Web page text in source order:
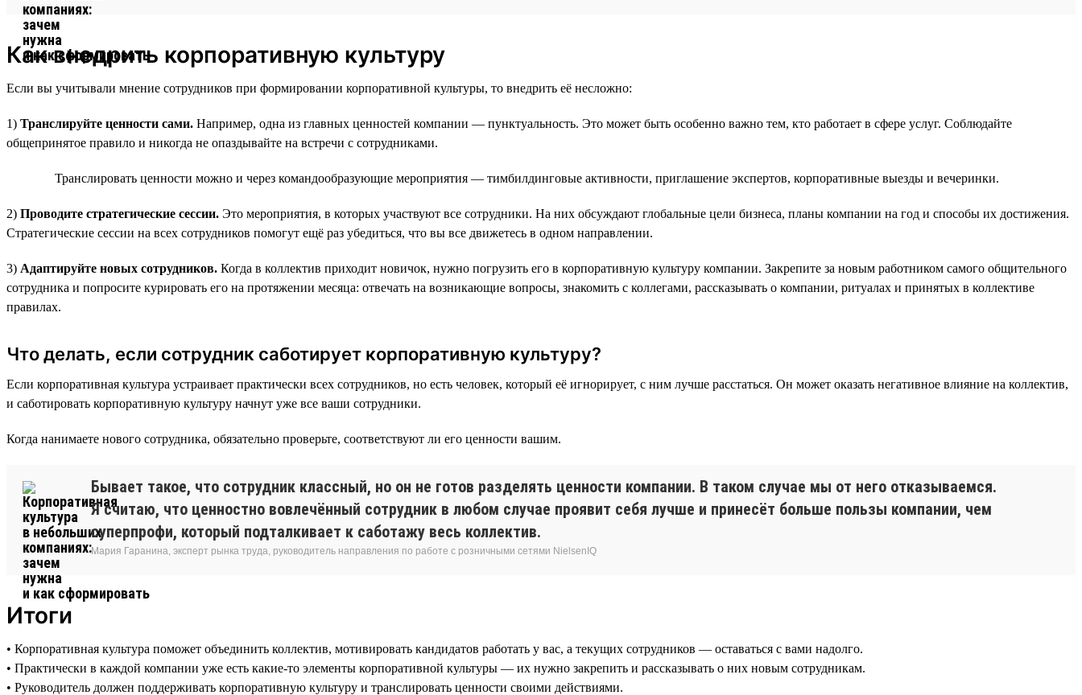
Как внедрить корпоративную культуру
Если вы учитывали мнение сотрудников при формировании корпоративной культуры, то внедрить её несложно:
1) Транслируйте ценности сами. Например, одна из главных ценностей компании — пунктуальность. Это может быть особенно важно тем, кто работает в сфере услуг. Соблюдайте
общепринятое правило и никогда не опаздывайте на встречи с сотрудниками.
Транслировать ценности можно и через командообразующие мероприятия — тимбилдинговые активности, приглашение экспертов, корпоративные выезды и вечеринки.
2) Проводите стратегические сессии. Это мероприятия, в которых участвуют все сотрудники. На них обсуждают глобальные цели бизнеса, планы компании на год и способы их достижения.
Стратегические сессии на всех сотрудников помогут ещё раз убедиться, что вы все движетесь в одном направлении.
3) Адаптируйте новых сотрудников. Когда в коллектив приходит новичок, нужно погрузить его в корпоративную культуру компании. Закрепите за новым работником самого общительного
сотрудника и попросите курировать его на протяжении месяца: отвечать на возникающие вопросы, знакомить с коллегами, рассказывать о компании, ритуалах и принятых в коллективе
правилах.
Что делать, если сотрудник саботирует корпоративную культуру?
Если корпоративная культура устраивает практически всех сотрудников, но есть человек, который её игнорирует, с ним лучше расстаться. Он может оказать негативное влияние на коллектив,
и саботировать корпоративную культуру начнут уже все ваши сотрудники.
Когда нанимаете нового сотрудника, обязательно проверьте, соответствуют ли его ценности вашим.
Бывает такое, что сотрудник классный, но он не готов разделять ценности компании. В таком случае мы от него отказываемся.
Я считаю, что ценностно вовлечённый сотрудник в любом случае проявит себя лучше и принесёт больше пользы компании, чем
суперпрофи, который подталкивает к саботажу весь коллектив.
Мария Гаранина, эксперт рынка труда, руководитель направления по работе с розничными сетями NielsenIQ
Итоги
• Корпоративная культура поможет объединить коллектив, мотивировать кандидатов работать у вас, а текущих сотрудников — оставаться с вами надолго.
• Практически в каждой компании уже есть какие-то элементы корпоративной культуры — их нужно закрепить и рассказывать о них новым сотрудникам.
• Руководитель должен поддерживать корпоративную культуру и транслировать ценности своими действиями.